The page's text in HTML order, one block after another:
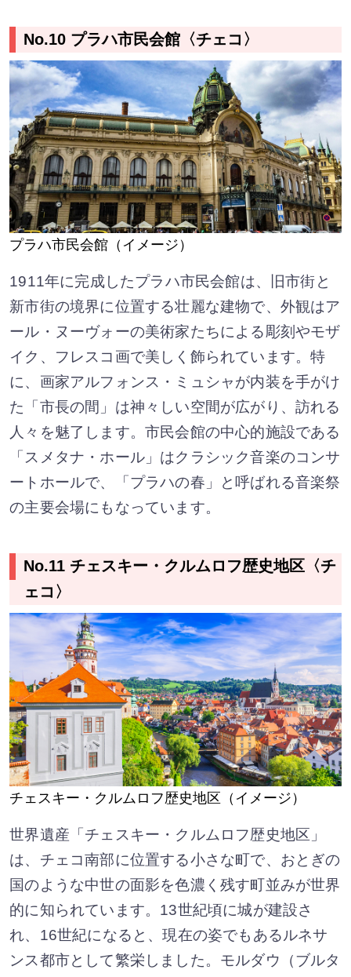
No.10 プラハ市民会館〈チェコ〉
プラハ市民会館（イメージ）
1911年に完成したプラハ市民会館は、旧市街と
新市街の境界に位置する壮麗な建物で、外観はア
ール・ヌーヴォーの美術家たちによる彫刻やモザ
イク、フレスコ画で美しく飾られています。特
に、画家アルフォンス・ミュシャが内装を手がけ
た「市長の間」は神々しい空間が広がり、訪れる
人々を魅了します。市民会館の中心的施設である
「スメタナ・ホール」はクラシック音楽のコンサ
ートホールで、「プラハの春」と呼ばれる音楽祭
の主要会場にもなっています。
No.11 チェスキー・クルムロフ歴史地区〈チ
ェコ〉
チェスキー・クルムロフ歴史地区（イメージ）
世界遺産「チェスキー・クルムロフ歴史地区」
は、チェコ南部に位置する小さな町で、おとぎの
国のような中世の面影を色濃く残す町並みが世界
的に知られています。13世紀頃に城が建設さ
れ、16世紀になると、現在の姿でもあるルネサ
ンス都市として繁栄しました。モルダウ（ブルタ